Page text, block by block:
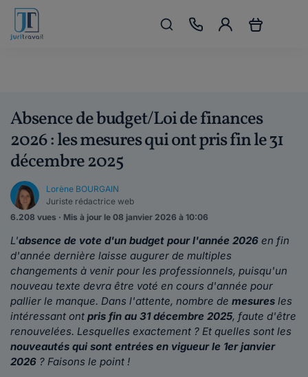
Absence de budget/Loi de finances
2026 : les mesures qui ont pris fin le 31
décembre 2025
Lorène BOURGAIN
Juriste rédactrice web
6.208 vues · Mis à jour le 08 janvier 2026 à 10:06
L'absence de vote d'un budget pour l'année 2026 en fin
d'année dernière laisse augurer de multiples
changements à venir pour les professionnels, puisqu'un
nouveau texte devra être voté en cours d'année pour
pallier le manque. Dans l'attente, nombre de mesures les
intéressant ont pris fin au 31 décembre 2025, faute d'être
renouvelées. Lesquelles exactement ? Et quelles sont les
nouveautés qui sont entrées en vigueur le 1er janvier
2026 ? Faisons le point !